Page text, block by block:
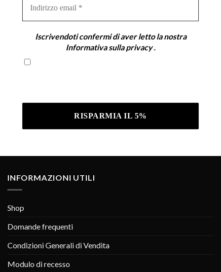
email
Iscrivendoti confermi di aver letto la nostra
Informativa sulla privacy.
INFORMAZIONI UTILI
Shop
Domande frequenti
Condizioni Generali di Vendita
Modulo di recesso